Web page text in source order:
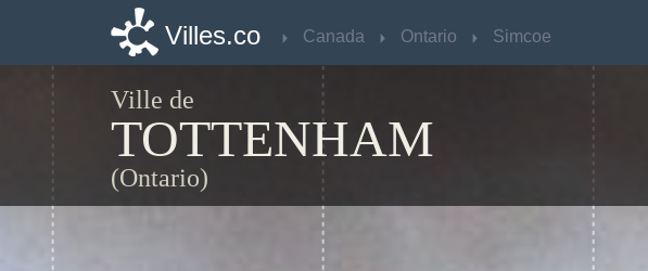
Villes.co Canada Ontario Simcoe
Ville de
TOTTENHAM
(Ontario)
Villes.co Canada Ontario Simcoe